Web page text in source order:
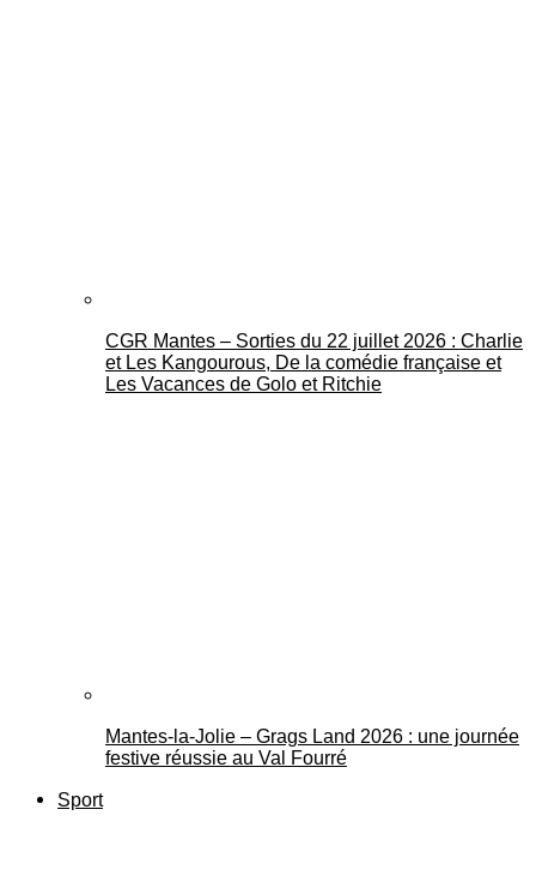
CGR Mantes – Sorties du 22 juillet 2026 : Charlie
et Les Kangourous, De la comédie française et
Les Vacances de Golo et Ritchie
Mantes-la-Jolie – Grags Land 2026 : une journée
festive réussie au Val Fourré
Sport